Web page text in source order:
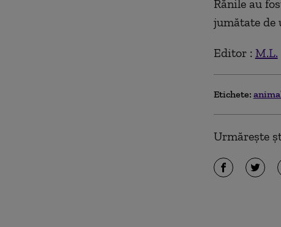
Rănile au
jumătate de
Editor : M.L.
Etichete:
Urmărește